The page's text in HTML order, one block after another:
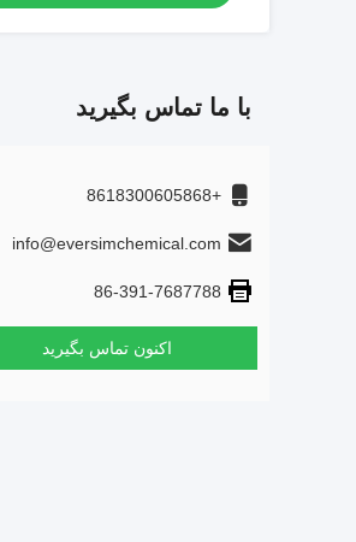
با ما تماس بگیرید
+8618300605868
info@eversimchemical.com
86-391-7687788
اکنون تماس بگیرید